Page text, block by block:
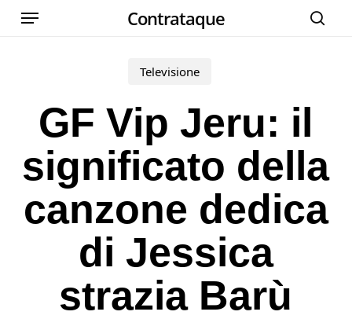
Skip
Contrataque
Menu
Televisione
GF Vip Jeru: il
significato della
canzone dedica
di Jessica
strazia Barù